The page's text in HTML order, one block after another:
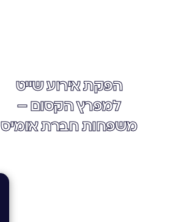
הפקת אירוע שייט
למפרץ הקסום –
משפחות חברת אומיס